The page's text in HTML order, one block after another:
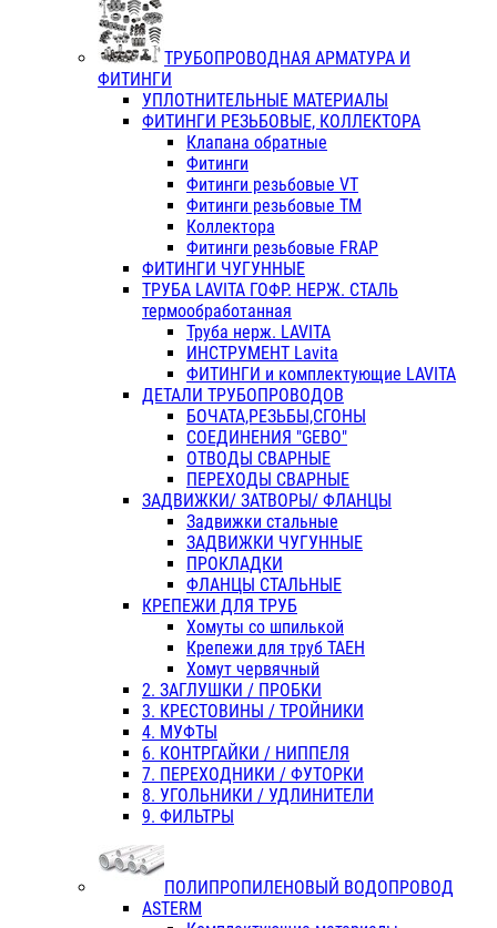
ТРУБОПРОВОДНАЯ АРМАТУРА И
ФИТИНГИ
УПЛОТНИТЕЛЬНЫЕ МАТЕРИАЛЫ
ФИТИНГИ РЕЗЬБОВЫЕ, КОЛЛЕКТОРА
Клапана обратные
Фитинги
Фитинги резьбовые VT
Фитинги резьбовые ТМ
Коллектора
Фитинги резьбовые FRAP
ФИТИНГИ ЧУГУННЫЕ
ТРУБА LAVITA ГОФР. НЕРЖ. СТАЛЬ
термообработанная
Труба нерж. LAVITA
ИНСТРУМЕНТ Lavita
ФИТИНГИ и комплектующие LAVITA
ДЕТАЛИ ТРУБОПРОВОДОВ
БОЧАТА,РЕЗЬБЫ,СГОНЫ
СОЕДИНЕНИЯ "GEBO"
ОТВОДЫ СВАРНЫЕ
ПЕРЕХОДЫ СВАРНЫЕ
ЗАДВИЖКИ/ ЗАТВОРЫ/ ФЛАНЦЫ
Задвижки стальные
ЗАДВИЖКИ ЧУГУННЫЕ
ПРОКЛАДКИ
ФЛАНЦЫ СТАЛЬНЫЕ
КРЕПЕЖИ ДЛЯ ТРУБ
Хомуты со шпилькой
Крепежи для труб ТАЕН
Хомут червячный
2. ЗАГЛУШКИ / ПРОБКИ
3. КРЕСТОВИНЫ / ТРОЙНИКИ
4. МУФТЫ
6. КОНТРГАЙКИ / НИППЕЛЯ
7. ПЕРЕХОДНИКИ / ФУТОРКИ
8. УГОЛЬНИКИ / УДЛИНИТЕЛИ
9. ФИЛЬТРЫ
ПОЛИПРОПИЛЕНОВЫЙ ВОДОПРОВОД
ASTERM